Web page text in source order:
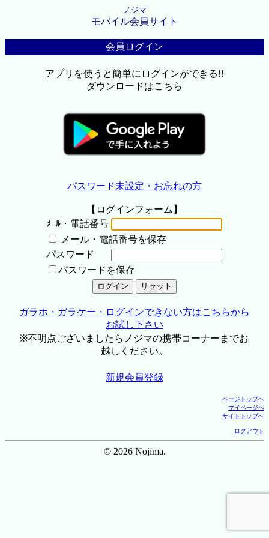
ノジマ
モバイル会員サイト
会員ログイン
アプリを使うと簡単にログインができる!!
ダウンロードはこちら
パスワード未設定・お忘れの方
【ログインフォーム】
ﾒｰﾙ・電話番号
メール・電話番号を保存
パスワード
パスワードを保存
ガラホ・ガラケー・ログインできない方はこちらから
お試し下さい
※不明点ございましたらノジマの携帯コーナーまでお
越しください。
新規会員登録
ページトップへ
マイページへ
サイトトップへ
ログアウト
© 2026 Nojima.